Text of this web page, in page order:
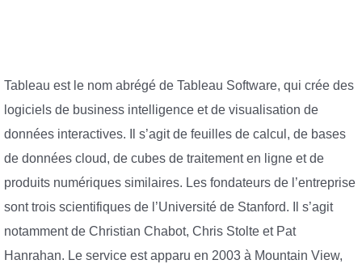
Tableau est le nom abrégé de Tableau Software, qui crée des
logiciels de business intelligence et de visualisation de
données interactives. Il s’agit de feuilles de calcul, de bases
de données cloud, de cubes de traitement en ligne et de
produits numériques similaires. Les fondateurs de l’entreprise
sont trois scientifiques de l’Université de Stanford. Il s’agit
notamment de Christian Chabot, Chris Stolte et Pat
Hanrahan. Le service est apparu en 2003 à Mountain View,